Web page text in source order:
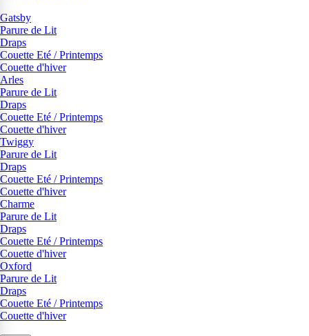
Gatsby
Parure de Lit
Draps
Couette Eté / Printemps
Couette d'hiver
Arles
Parure de Lit
Draps
Couette Eté / Printemps
Couette d'hiver
Twiggy
Parure de Lit
Draps
Couette Eté / Printemps
Couette d'hiver
Charme
Parure de Lit
Draps
Couette Eté / Printemps
Couette d'hiver
Oxford
Parure de Lit
Draps
Couette Eté / Printemps
Couette d'hiver